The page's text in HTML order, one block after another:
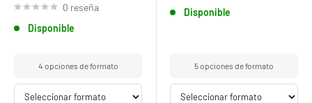
0 reseña
Disponible
4 opciones de formato
Disponible
5 opciones de formato